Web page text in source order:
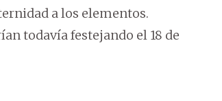
a los elementos.
todavía festejando el 18 de